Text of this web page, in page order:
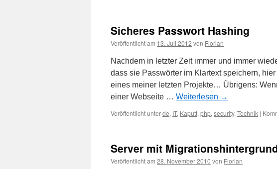
Sicheres Passwort Hashing
Veröffentlicht am 13. Juli 2012 von Florian
Nachdem in letzter Zeit immer und immer
dass sie Passwörter im Klartext speichern,
eines meiner letzten Projekte… Übrigens:
einer Webseite … Weiterlesen →
Veröffentlicht unterde, IT, Kaputt, php, security, Technik |
Server mit
Veröffentlicht am 28. November 2010 von Florian